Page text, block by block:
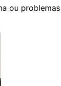
ou problemas